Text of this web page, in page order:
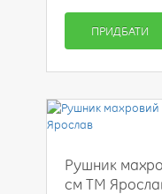
ПРИДБАТИ
Рушник
см ТМ